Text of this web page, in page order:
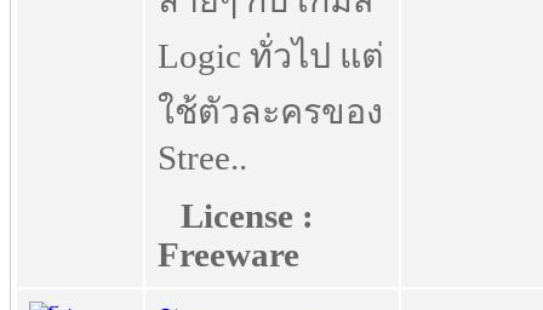
Logic ทั่วไป แต่
ใช้ตัวละครของ
Stree..
License :
Freeware